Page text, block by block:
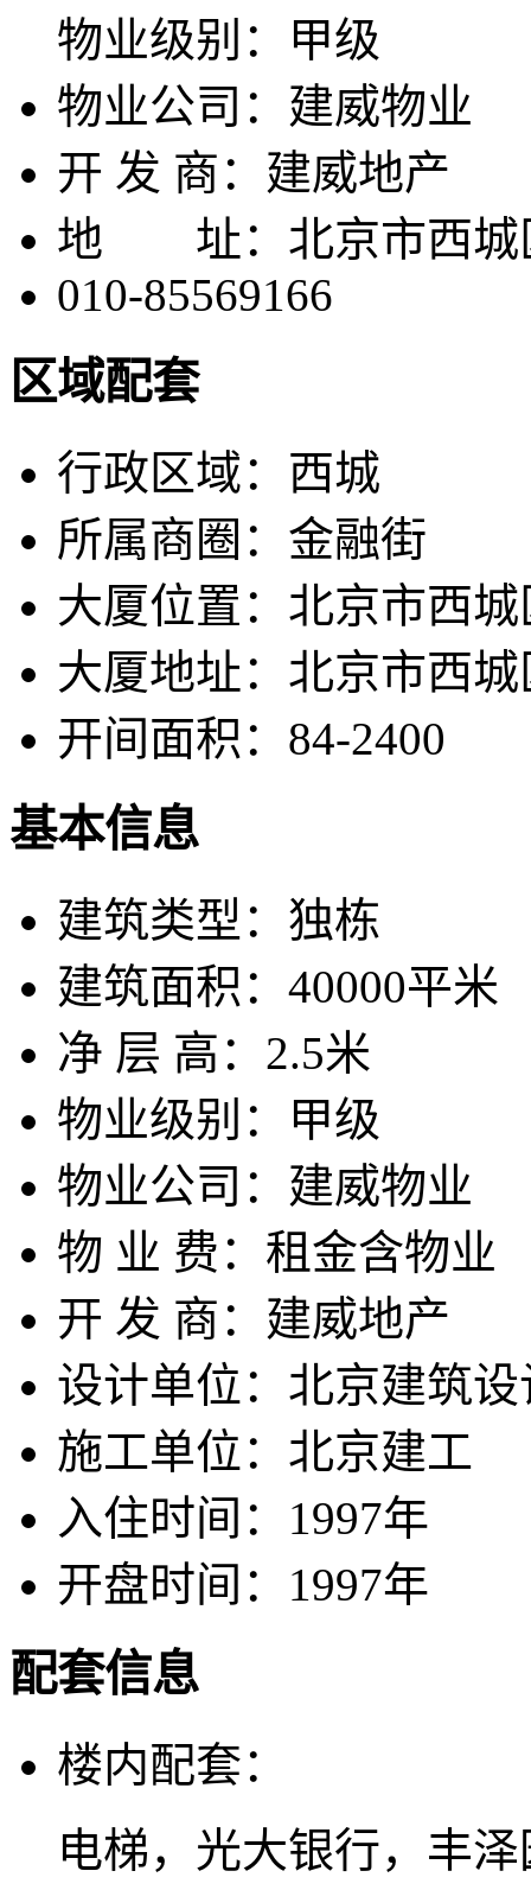
物业级别：
甲级
物业公司： 建威物业
开 发 商： 建威地产
地 址： 北京市西
010-85569166
区域配套
行政区域： 西城
所属商圈： 金融街
大厦位置： 北京市西
大厦地址： 北京市西
开间面积： 84-2400
基本信息
建筑类型： 独栋
建筑面积： 40000平米
净 层 高： 2.5米
物业级别：
甲级
物业公司： 建威物业
物 业 费： 租金含物业
开 发 商： 建威地产
设计单位： 北京建筑设
施工单位： 北京建工
入住时间： 1997年
开盘时间： 1997年
配套信息
楼内配套：
电梯，光大银行，丰